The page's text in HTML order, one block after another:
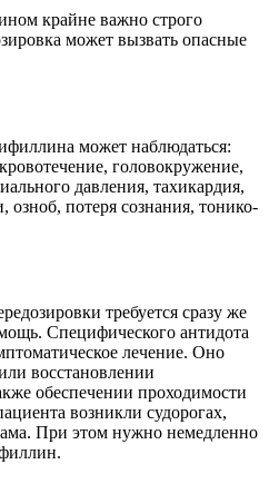
крайне важно строго
может вызвать опасные
может наблюдаться:
головокружение,
давления, тахикардия,
потеря сознания, тонико-
требуется сразу же
Специфического антидота
лечение. Оно
восстановлении
обеспечении проходимости
возникли судорогах,
При этом нужно немедленно